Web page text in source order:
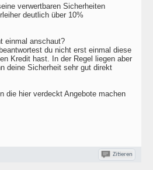
verwertbaren Sicherheiten
deutlich über 10%
einmal anschaut?
du nicht erst einmal diese
Kredit hast. In der Regel liegen aber
deine Sicherheit sehr gut direkt
die hier verdeckt Angebote machen
Zitieren